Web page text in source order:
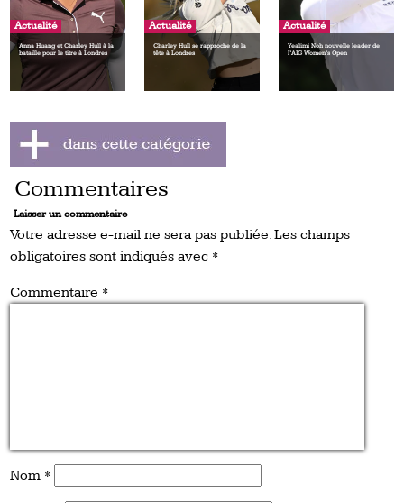
Actualité
Anna Huang et Charley Hull à la
bataille pour le titre à Londres
Actualité
Charley Hull se rapproche de la
tête à Londres
Actualité
Yealimi Noh nouvelle leader de
l’AIG Women’s Open
Commentaires
Laisser un commentaire
Votre adresse e-mail ne sera pas publiée.Les champs
obligatoires sont indiqués avec *
Commentaire *
Nom *